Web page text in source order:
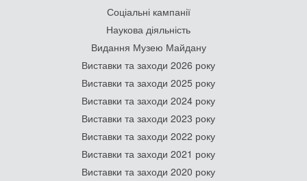
Соціальні кампанії
Наукова діяльність
Видання Музею Майдану
Виставки та заходи 2026 року
Виставки та заходи 2025 року
Виставки та заходи 2024 року
Виставки та заходи 2023 року
Виставки та заходи 2022 року
Виставки та заходи 2021 року
Виставки та заходи 2020 року